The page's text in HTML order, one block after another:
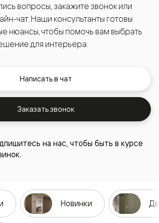
вопросы, закажите звонок или
чат. Наши консультанты готовы
нюансы, чтобы помочь вам выбрать
для интерьера.
Написать в чат
Заказать звонок
на нас, чтобы быть в курсе
Новинки